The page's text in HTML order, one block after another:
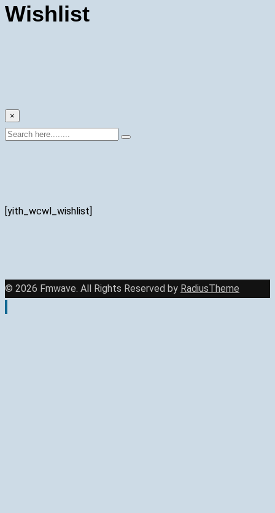
Wishlist
×
[yith_wcwl_wishlist]
© 2026 Fmwave. All Rights Reserved by RadiusTheme